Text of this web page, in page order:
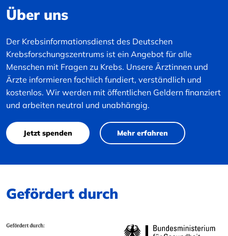
Über uns
Der Krebsinformationsdienst des Deutschen
Krebsforschungszentrums ist ein Angebot für alle
Menschen mit Fragen zu Krebs. Unsere Ärztinnen und
Ärzte informieren fachlich fundiert, verständlich und
kostenlos. Wir werden mit öffentlichen Geldern finanziert
und arbeiten neutral und unabhängig.
Jetzt spenden Mehr erfahren
Gefördert durch